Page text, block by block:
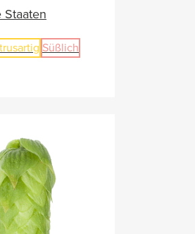
Staaten
Süßlich